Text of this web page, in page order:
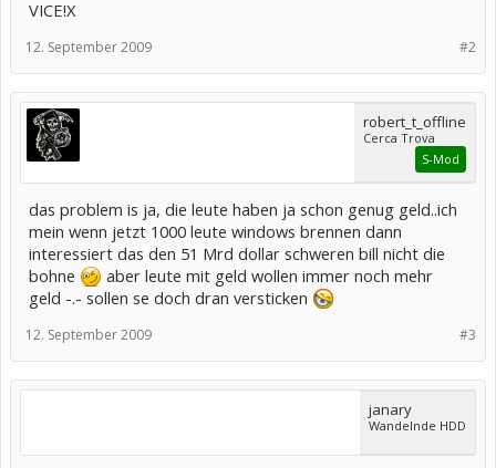
dass Herr
Tenenbaum
anerkannt
hat, dass
Künstler und
Musikfirmen
Arbeit
bezahlt
werden
müssen."
Urheberrec
htsbruch
hätte die
Jury nach
US-Recht
VICE!X
#2
12. September 2009
robert_t_offline
Cerca Trova
S-Mod
das problem is ja, die leute haben ja schon genug geld..ich
mein wenn jetzt 1000 leute windows brennen dann
interessiert das den 51 Mrd dollar schweren bill nicht die
bohne
aber leute mit geld wollen immer noch mehr
geld -.- sollen se doch dran versticken
#3
12. September 2009
janary
Wandelnde HDD